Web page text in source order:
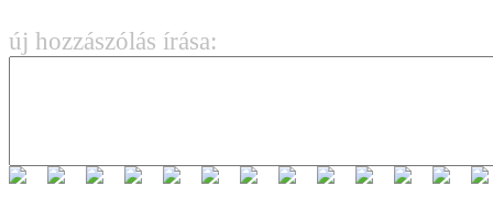
új hozzászólás írása: